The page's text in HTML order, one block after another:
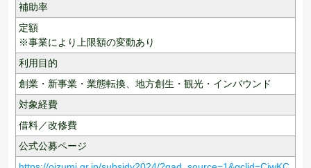
補助率
定額
※事業により上限額の変動あり
利用目的
創業・新事業・業態転換、 地方創生・観光・インバウンド
対象経費
借料／改修費
公式公募ページ